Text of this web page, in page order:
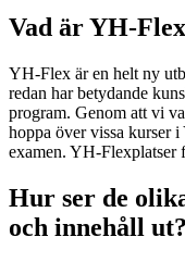
Vad är YH-Flex
YH-Flex är en helt ny
redan har betydande
program. Genom att vi
hoppa över vissa kurser
examen. YH-Flexplatser
Hur ser de
och innehåll ut?